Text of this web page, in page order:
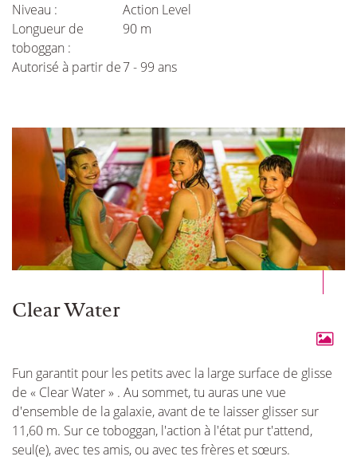
Niveau :
Action Level
Longueur de
toboggan :
90 m
Autorisé à partir de7 - 99 ans
Clear Water
Fun garantit pour les petits avec la large surface de glisse
de « Clear Water » . Au sommet, tu auras une vue
d'ensemble de la galaxie, avant de te laisser glisser sur
11,60 m. Sur ce toboggan, l'action à l'état pur t'attend,
seul(e), avec tes amis, ou avec tes frères et sœurs.